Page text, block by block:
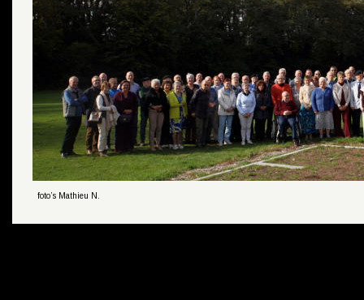
foto’s Mathieu N.